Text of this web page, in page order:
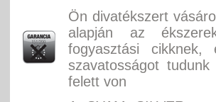
Ön divatékszert
alapján az
fogyasztási
szavatosságot
felett von